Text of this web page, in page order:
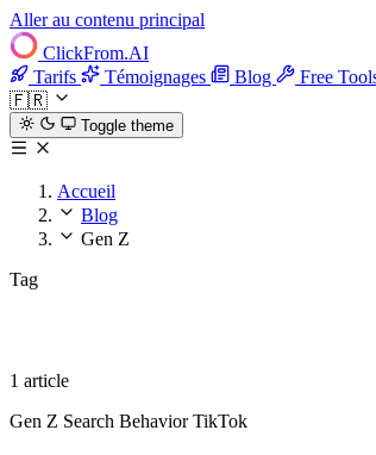
Aller au contenu principal
ClickFrom.AI
Tarifs
Témoignages Blog Free
🇫🇷
Toggle theme
Accueil
Blog
Gen Z
Tag
1 article
Gen Z Search BehaviorTikTok